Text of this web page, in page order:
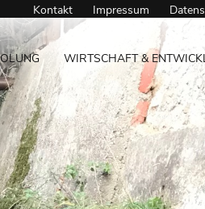
Kontakt Impressum
WIRTSCHAFT &